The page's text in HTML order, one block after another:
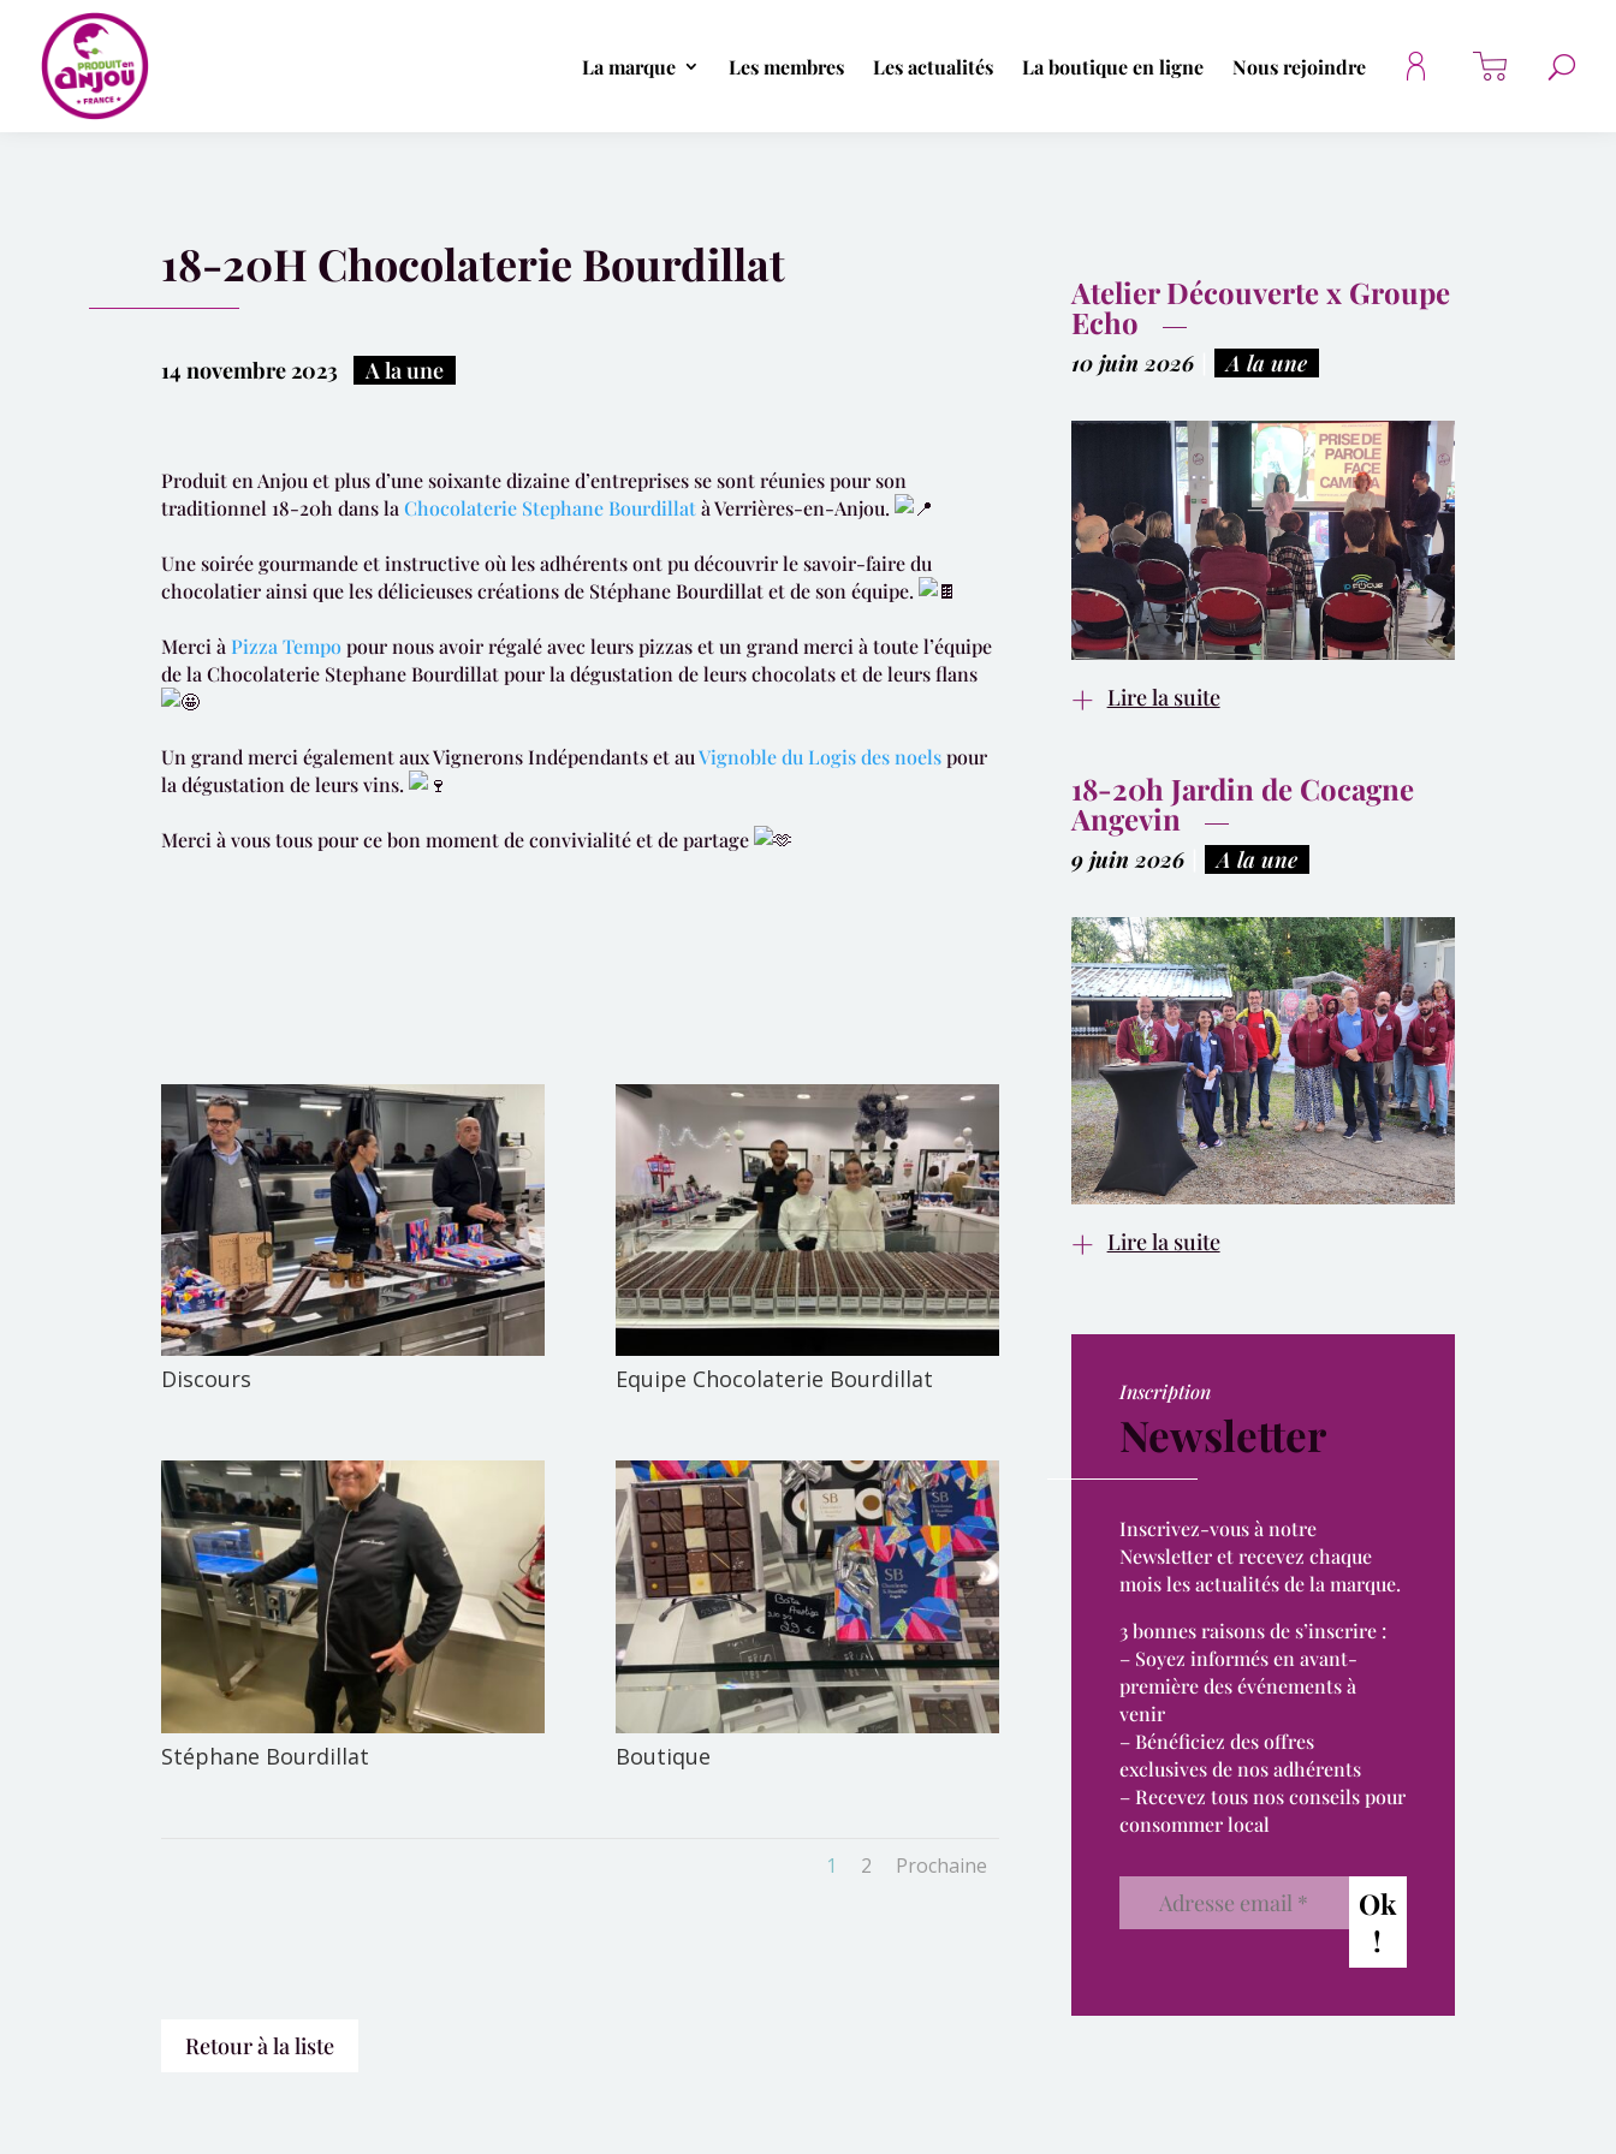
La marque Les membres Les actualités La boutique en ligne Nous rejoindre
18-20H Chocolaterie Bourdillat
14 novembre 2023 A la une
Produit en Anjou et plus d’une soixante dizaine d’entreprises se sont réunies pour son
traditionnel 18-20h dans laChocolaterie Stephane Bourdillatà Verrières-en-Anjou.
Une soirée gourmande et instructive où les adhérents ont pu découvrir le savoir-faire du
chocolatier ainsi que les délicieuses créations de Stéphane Bourdillat et de son équipe.
Merci àPizza Tempopour nous avoir régalé avec leurs pizzas et un grand merci à toute l’équipe
de laChocolaterie Stephane Bourdillatpour la dégustation de leurs chocolats et de leurs flans
Un grand merci également aux Vignerons Indépendants et auVignoble du Logis des noelspour
la dégustation de leurs vins.
Merci à vous tous pour ce bon moment de convivialité et de partage
Discours Equipe Chocolaterie Bourdillat
Stéphane Bourdillat Boutique
1 2 Prochaine
Retour à la liste
Atelier Découverte x Groupe
Echo
10 juin 2026| A la une
Lire la suite
18-20h Jardin de Cocagne
Angevin
9 juin 2026| A la une
Lire la suite
Inscription
Newsletter
Inscrivez-vous à notre
Newsletter et recevez chaque
mois les actualités de la marque.
3 bonnes raisons de s’inscrire :
– Soyez informés en avant-
première des événements à
venir
– Bénéficiez des offres
exclusives de nos adhérents
– Recevez tous nos conseils pour
consommer local
Panneau de gestion des cookies